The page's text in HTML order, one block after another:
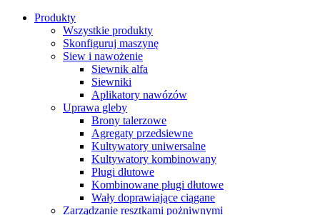
Produkty
Wszystkie produkty
Skonfiguruj maszynę
Siew i nawożenie
Siewnik alfa
Siewniki
Aplikatory nawózów
Uprawa gleby
Brony talerzowe
Agregaty przedsiewne
Kultywatory uniwersalne
Kultywatory kombinowany
Pługi dłutowe
Kombinowane pługi dłutowe
Wały doprawiające ciągane
Zarządzanie resztkami pożniwnymi